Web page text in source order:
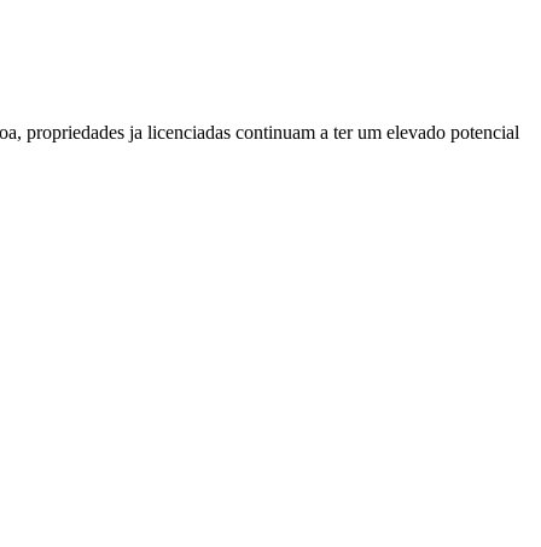
propriedades ja licenciadas continuam a ter um elevado potencial